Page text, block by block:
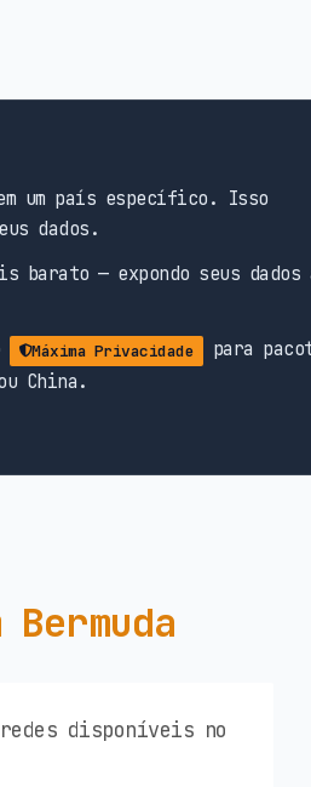
um país específico. Isso
dados.
barato — expondo seus dados
Máxima Privacidade
para
China.
redes disponíveis no